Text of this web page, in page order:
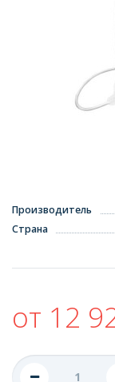
Производитель
Страна
от 12